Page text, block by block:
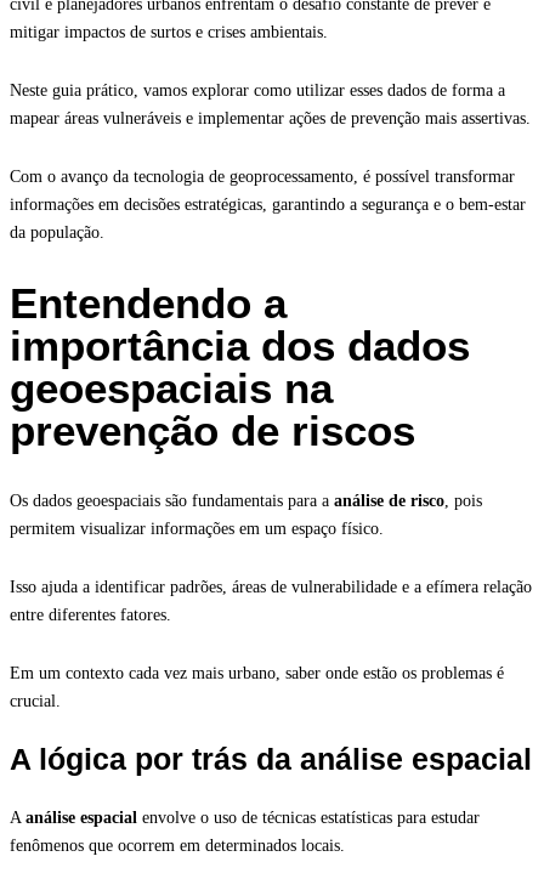
civil e planejadores urbanos enfrentam o desafio constante de prever e
mitigar impactos de surtos e crises ambientais.
Neste guia prático, vamos explorar como utilizar esses dados de forma a
mapear áreas vulneráveis e implementar ações de prevenção mais assertivas.
Com o avanço da tecnologia de geoprocessamento, é possível transformar
informações em decisões estratégicas, garantindo a segurança e o bem-estar
da população.
Entendendo a
importância dos dados
geoespaciais na
prevenção de riscos
Os dados geoespaciais são fundamentais para a análise de risco, pois
permitem visualizar informações em um espaço físico.
Isso ajuda a identificar padrões, áreas de vulnerabilidade e a efímera relação
entre diferentes fatores.
Em um contexto cada vez mais urbano, saber onde estão os problemas é
crucial.
A lógica por trás da análise espacial
A análise espacial envolve o uso de técnicas estatísticas para estudar
fenômenos que ocorrem em determinados locais.